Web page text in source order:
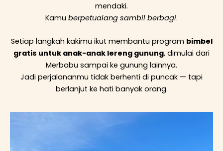
mendaki.
Kamu berpetualang sambil berbagi.
Setiap langkah kakimu ikut membantu program bimbel
gratis untuk anak-anak lereng gunung, dimulai dari
Merbabu sampai ke gunung lainnya.
Jadi perjalananmu tidak berhenti di puncak — tapi
berlanjut ke hati banyak orang.